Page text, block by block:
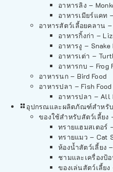
อาหารลิง –
อาหารเมียร์แคท
อาหารสัตว์เลี้อยคลาน
อาหารกิ้งก่า –
อาหารงู – Snake
อาหารเต่า –
อาหารกบ – Frog
อาหารนก – Bird Food
อาหารปลา – Fish Food
อาหารปลา – All
อุปกรณและผลิตภัณฑ์สำหรับ
ของใช้สำหรับสัตว์เลี้ยง
ทรายแฮมสเตอร์
ทรายแมว – Cat
ห้องน้ำสัตว์เลี้ยง
ชามและเครื่องป้
ของเล่นสัตว์เลี้ยง